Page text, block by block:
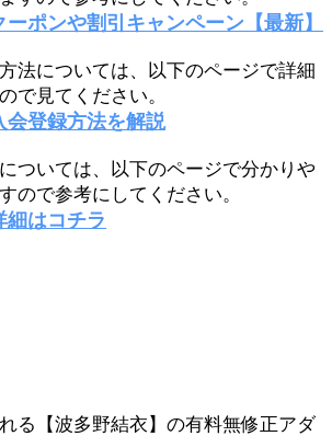
ポンや割引キャンペーン【最新】
法については、以下のページで詳細
で見てください。
登録方法を解説
ついては、以下のページで分かりや
ので参考にしてください。
はコチラ
る【波多野結衣】の有料無修正アダ